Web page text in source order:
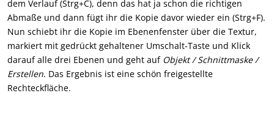
dem Verlauf (Strg+C), denn das hat ja schon die richtigen
Abmaße und dann fügt ihr die Kopie davor wieder ein (Strg+F).
Nun schiebt ihr die Kopie im Ebenenfenster über die Textur,
markiert mit gedrückt gehaltener Umschalt-Taste und Klick
darauf alle drei Ebenen und geht auf Objekt / Schnittmaske /
Erstellen. Das Ergebnis ist eine schön freigestellte
Rechteckfläche.